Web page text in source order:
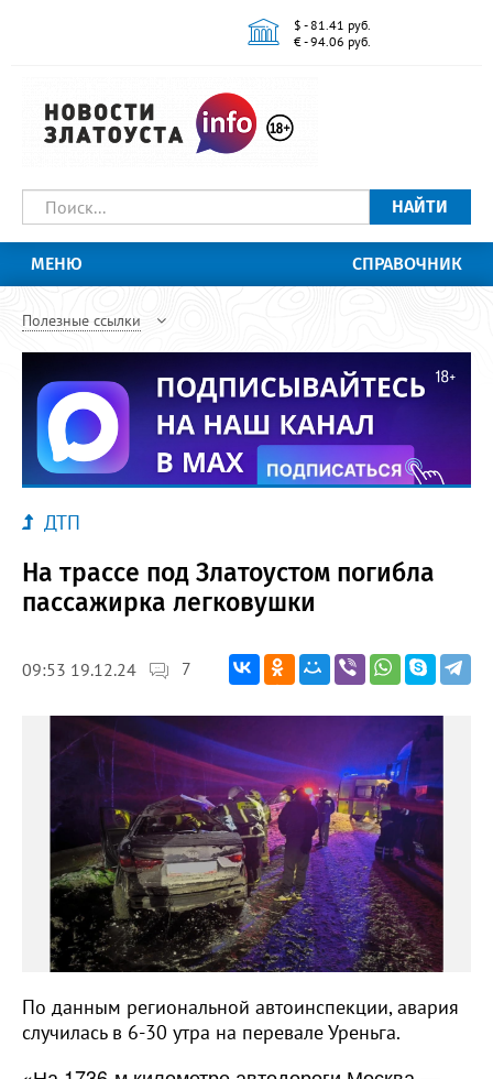
$ - 81.41 руб.
€ - 94.06 руб.
НАЙТИ
МЕНЮ СПРАВОЧНИК
Полезные ссылки
ДТП
На трассе под Златоустом погибла
пассажирка легковушки
09:53 19.12.24 7
По данным региональной автоинспекции, авария
случилась в 6-30 утра на перевале Уреньга.